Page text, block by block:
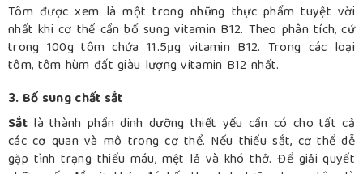
Tôm được xem là một trong những thực phẩm tuyệt vời
nhất khi cơ thể cần bổ sung vitamin B12. Theo phân tích, cứ
trong 100g tôm chứa 11.5μg vitamin B12. Trong các loại
tôm, tôm hùm đất giàu lượng vitamin B12 nhất.
3. Bổ sung chất sắt
Sắtlà thành phần dinh dưỡng thiết yếu cần có cho tất cả
các cơ quan và mô trong cơ thể. Nếu thiếu sắt, cơ thể dễ
gặp tình trạng thiếu máu, mệt lả và khó thở. Để giải quyết